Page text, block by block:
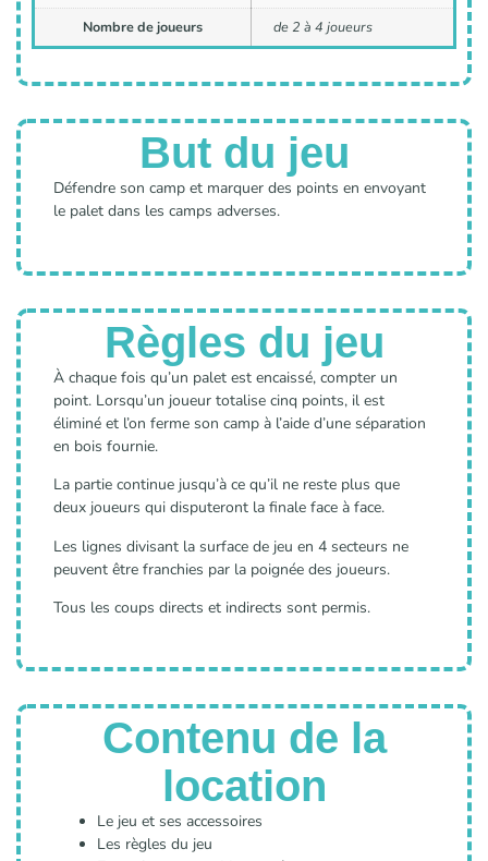
Nombre de joueurs de 2 à 4 joueurs
But du jeu
Défendre son camp et marquer des points en envoyant
le palet dans les camps adverses.
Règles du jeu
À chaque fois qu’un palet est encaissé, compter un
point. Lorsqu’un joueur totalise cinq points, il est
éliminé et l’on ferme son camp à l’aide d’une séparation
en bois fournie.
La partie continue jusqu’à ce qu’il ne reste plus que
deux joueurs qui disputeront la finale face à face.
Les lignes divisant la surface de jeu en 4 secteurs ne
peuvent être franchies par la poignée des joueurs.
Tous les coups directs et indirects sont permis.
Contenu de la
location
Le jeu et ses accessoires
Les règles du jeu